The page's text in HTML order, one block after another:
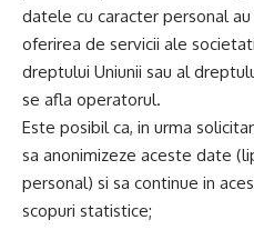
datele cu caracter personal
oferirea de servicii ale
dreptului Uniunii sau al
se afla operatorul.
Este posibil ca, in urma
sa anonimizeze aceste date
personal) si sa continue in
scopuri statistice;